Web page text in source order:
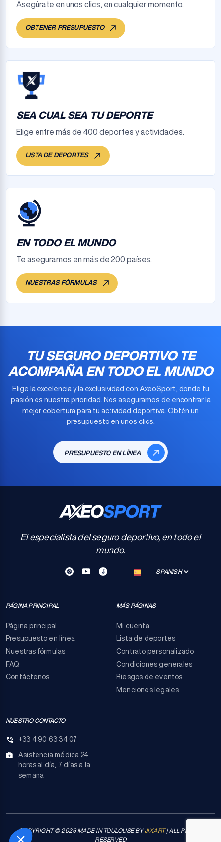
Asegúrate en unos clics, en cualquier momento.
OBTENER PRESUPUESTO
SEA CUAL SEA TU DEPORTE
Elige entre más de 400 deportes y actividades.
LISTA DE DEPORTES
EN TODO EL MUNDO
Te aseguramos en más de 200 países.
NUESTRAS FÓRMULAS
TU SEGURO DEPORTIVO TE
ACOMPAÑA EN TODO EL MUNDO
Elige la excelencia y la exclusividad con AxeoSport, donde tu
pasión es nuestra prioridad. Nos aseguramos de encontrar la
mejor cobertura para tu actividad deportiva . Obtén un
presupuesto en unos clics.
PRESUPUESTO EN LÍNEA
El especialista del seguro deportivo, en todo el
mundo.
SPANISH
PÁGINA PRINCIPAL
Página principal
Presupuesto en línea
Nuestras fórmulas
FAQ
Contáctenos
MÁS PÁGINAS
Mi cuenta
Lista de deportes
Contrato personalizado
Condiciones generales
Riesgos de eventos
Menciones legales
NUESTRO CONTACTO
+33 4 90 63 34 07
Asistencia médica 24
horas al día, 7 días a la
semana
COPYRIGHT © 2026 MADE IN TOULOUSE BYJIXART| ALL RIGHTS
RESERVED